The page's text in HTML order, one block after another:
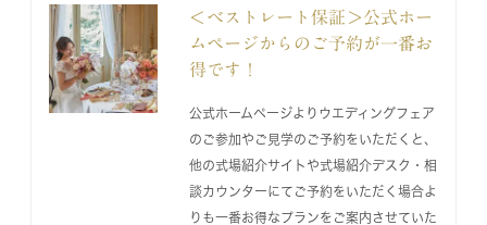
＜ベストレート保証＞公式ホー
ムページからのご予約が一番お
得です！
公式ホームページよりウエディングフェア
のご参加やご見学のご予約をいただくと、
他の式場紹介サイトや式場紹介デスク・相
談カウンターにてご予約をいただく場合よ
りも一番お得なプランをご案内させていた